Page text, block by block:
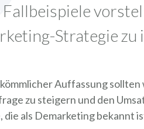
Strategie zu
Auffassung
zu steigern und den
die als Demarketing bekannt